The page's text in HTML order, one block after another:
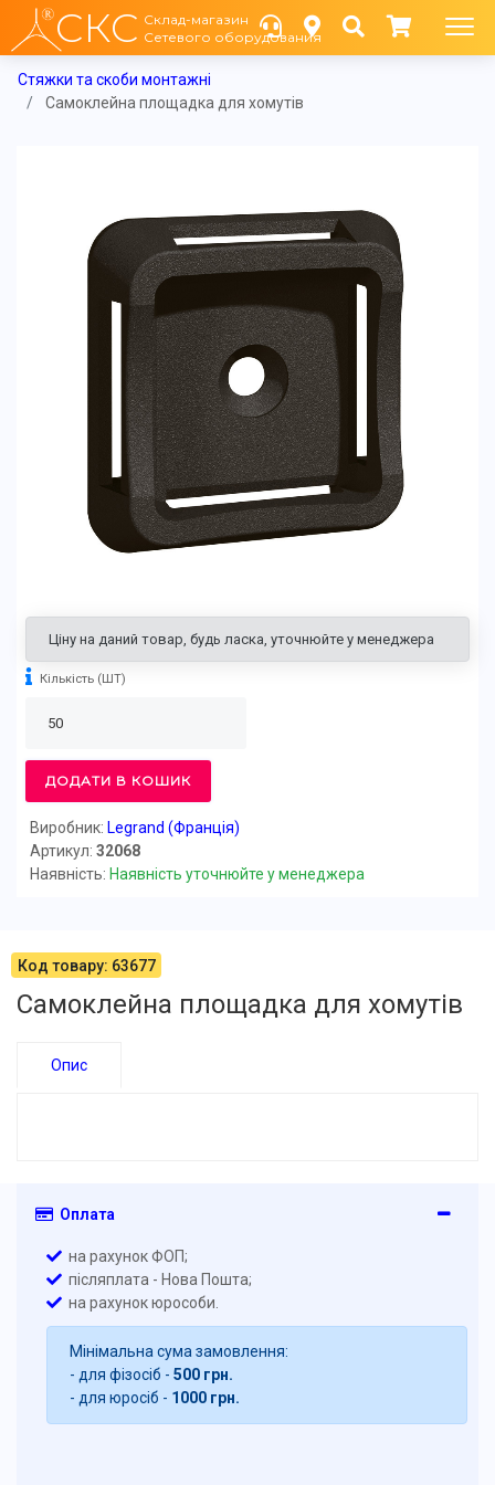
СКС Склад-магазин
Сетевого оборудования
Стяжки та скоби монтажні
Самоклейна площадка для хомутів
Ціну на даний товар, будь ласка, уточнюйте у менеджера
Кількість (ШТ)
ДОДАТИ В КОШИК
Виробник: Legrand (Франція)
Артикул: 32068
Наявність: Наявність уточнюйте у менеджера
Код товару: 63677
Самоклейна площадка для хомутів
Опис
Оплата
на рахунок ФОП;
післяплата - Нова Пошта;
на рахунок юрособи.
Мінімальна сума замовлення:
- для фізосіб - 500 грн.
- для юросіб - 1000 грн.